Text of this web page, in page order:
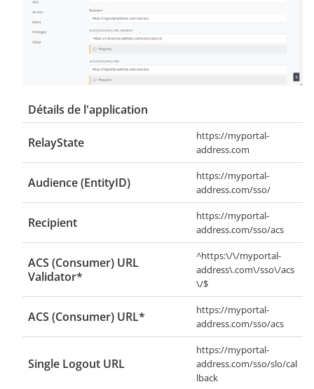
Détails de l'application
RelayState
https://myportal-
address.com
Audience (EntityID)
https://myportal-
address.com/sso/
Recipient
https://myportal-
address.com/sso/acs
ACS (Consumer) URL
Validator*
^https:\/\/myportal-
address\.com\/sso\/acs
\/$
ACS (Consumer) URL*
https://myportal-
address.com/sso/acs
Single Logout URL
https://myportal-
address.com/sso/slo/cal
lback